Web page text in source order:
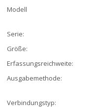
Modell
Serie:
Größe:
Erfassungsreichweite:
Ausgabemethode:
Verbindungstyp: